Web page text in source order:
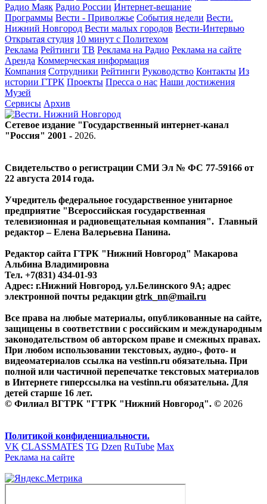
Радио Маяк Радио России Интернет-вещание
Программы Вести - Приволжье События недели Вести.
Нижний Новгород Вести малых городов Вести-Интервью
Открытая студия 10 минут с Политехом
Реклама Рейтинги ТВ Реклама на Радио Реклама на сайте
Аренда Коммерческая информация
Компания Сотрудники Рейтинги Руководство Контакты Из
истории ГТРК Проекты Пресса о нас Наши достижения
Музей
Сервисы Архив
Сетевое издание "Государственный интернет-канал
"Россия" 2001 - 2026.
Свидетельство о регистрации СМИ Эл № ФС 77-59166 от
22 августа 2014 года.
Учредитель федеральное государственное унитарное
предприятие "Всероссийская государственная
телевизионная и радиовещательная компания". Главный
редактор – Елена Валерьевна Панина.
Редактор сайта ГТРК "Нижний Новгород" Макарова
Альбина Владимировна
Тел. +7(831) 434-01-93
Адрес: г.Нижний Новгород, ул.Белинского 9А; адрес
электронной почты редакции gtrk_nn@mail.ru
Все права на любые материалы, опубликованные на сайте,
защищены в соответствии с российским и международным
законодательством об авторском праве и смежных правах.
При любом использовании текстовых, аудио-, фото- и
видеоматериалов ссылка на vestinn.ru обязательна. При
полной или частичной перепечатке текстовых материалов
в Интернете гиперссылка на vestinn.ru обязательна. Для
детей старше 16 лет.
© Филиал ВГТРК "ГТРК "Нижний Новгород". © 2026
Политикой конфиденциальности.
VK CLASSMATES TG Dzen RuTube Max
Реклама на сайте